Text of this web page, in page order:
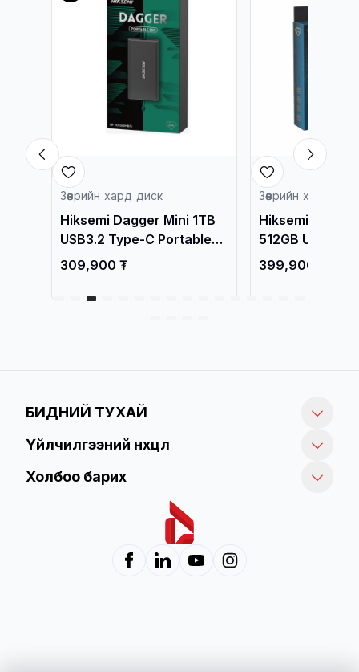
Зөөврийн хард диск
Hiksemi Dagger Mini 1TB
USB3.2 Type-C Portable
SSD HS-ESSD-T200N
309,900 ₮
Зөөврийн хард
Hiksemi
512GB USB3.2
Portable SSD
399,900 ₮
БИДНИЙ ТУХАЙ
Үйлчилгээний нөхцөл
Холбоо барих